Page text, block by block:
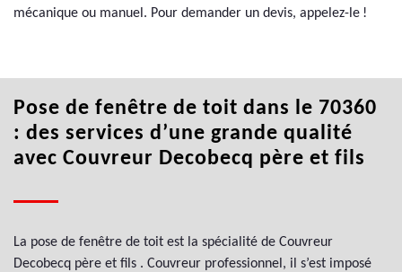
mécanique ou manuel. Pour demander un devis, appelez-le !
Pose de fenêtre de toit dans le 70360
: des services d’une grande qualité
avec Couvreur Decobecq père et fils
La pose de fenêtre de toit est la spécialité de Couvreur
Decobecq père et fils . Couvreur professionnel, il s’est imposé